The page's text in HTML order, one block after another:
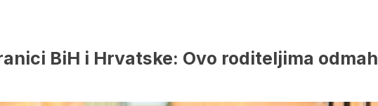
BiH i Hrvatske: Ovo roditeljima odmah